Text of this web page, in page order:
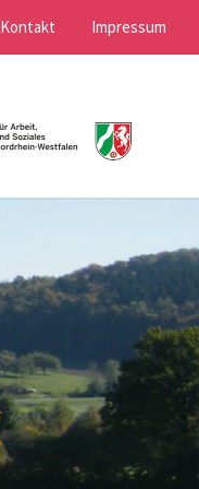
Kontakt Impressum